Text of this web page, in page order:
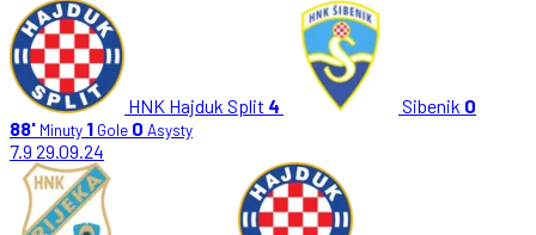
HNK Hajduk Split 4 Sibenik 0
88' Minuty 1 Gole 0 Asysty
7.9 29.09.24